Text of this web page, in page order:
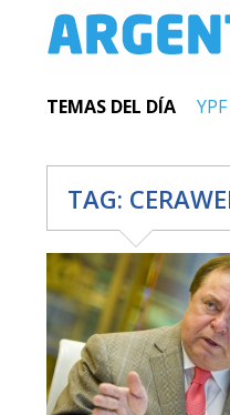
TEMAS DEL DÍA YPF
TAG: